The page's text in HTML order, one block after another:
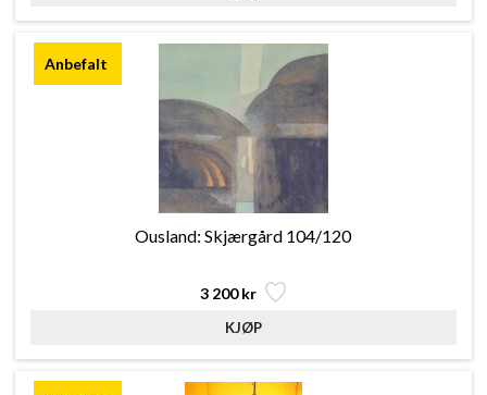
Ousland: Skjærgård 104/120
3 200 kr